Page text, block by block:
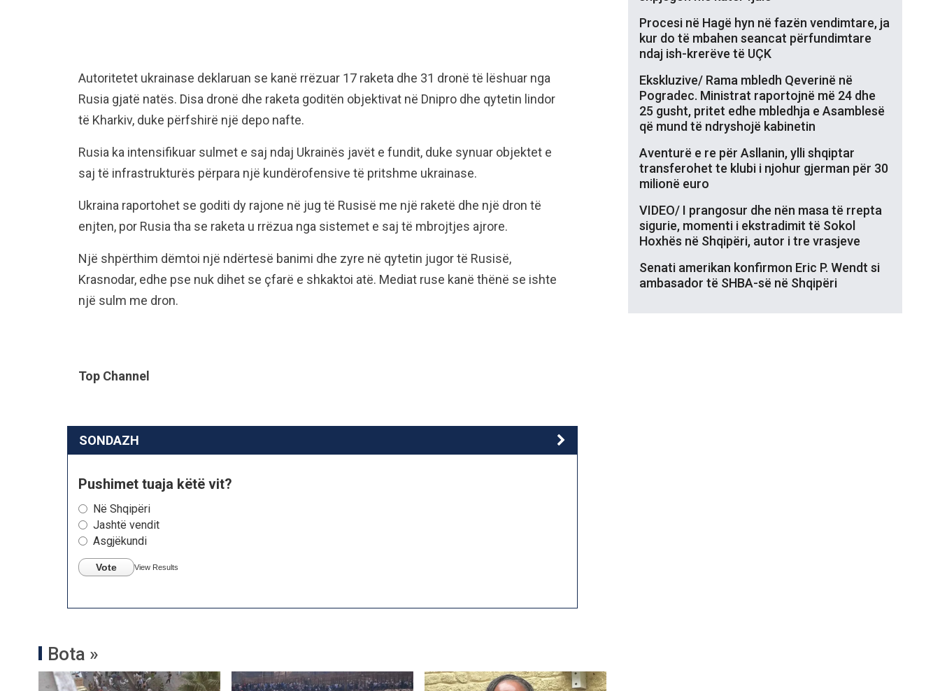
Autoritetet ukrainase deklaruan se kanë rrëzuar 17 raketa dhe 31 dronë të lëshuar nga
Rusia gjatë natës. Disa dronë dhe raketa goditën objektivat në Dnipro dhe qytetin lindor
të Kharkiv, duke përfshirë një depo nafte.
Rusia ka intensifikuar sulmet e saj ndaj Ukrainës javët e fundit, duke synuar objektet e
saj të infrastrukturës përpara një kundërofensive të pritshme ukrainase.
Ukraina raportohet se goditi dy rajone në jug të Rusisë me një raketë dhe një dron të
enjten, por Rusia tha se raketa u rrëzua nga sistemet e saj të mbrojtjes ajrore.
Një shpërthim dëmtoi një ndërtesë banimi dhe zyre në qytetin jugor të Rusisë,
Krasnodar, edhe pse nuk dihet se çfarë e shkaktoi atë. Mediat ruse kanë thënë se ishte
një sulm me dron.
Top Channel
SONDAZH
Pushimet tuaja këtë vit?
Në Shqipëri
Jashtë vendit
Asgjëkundi
Vote View Results
Bota »
Procesi në Hagë hyn në fazën vendimtare, ja
kur do të mbahen seancat përfundimtare
ndaj ish-krerëve të UÇK
Ekskluzive/ Rama mbledh Qeverinë në
Pogradec. Ministrat raportojnë më 24 dhe
25 gusht, pritet edhe mbledhja e Asamblesë
që mund të ndryshojë kabinetin
Aventurë e re për Asllanin, ylli shqiptar
transferohet te klubi i njohur gjerman për 30
milionë euro
VIDEO/ I prangosur dhe nën masa të rrepta
sigurie, momenti i ekstradimit të Sokol
Hoxhës në Shqipëri, autor i tre vrasjeve
Senati amerikan konfirmon Eric P. Wendt si
ambasador të SHBA-së në Shqipëri